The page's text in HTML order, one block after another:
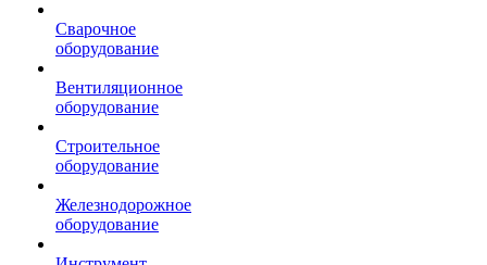
Сварочное
оборудование
Вентиляционное
оборудование
Строительное
оборудование
Железнодорожное
оборудование